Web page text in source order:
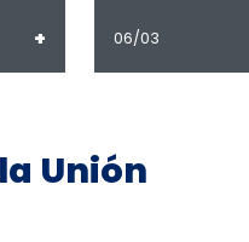
+ 06/03
Unión